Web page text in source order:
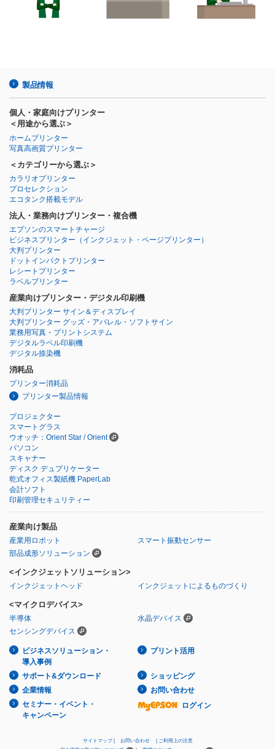
製品情報
個人・家庭向けプリンター
＜用途から選ぶ＞
ホームプリンター
写真高画質プリンター
＜カテゴリーから選ぶ＞
カラリオプリンター
プロセレクション
エコタンク搭載モデル
法人・業務向けプリンター・複合機
エプソンのスマートチャージ
ビジネスプリンター （インクジェット・ページプリンター）
大判プリンター
ドットインパクトプリンター
レシートプリンター
ラベルプリンター
産業向けプリンター・デジタル印刷機
大判プリンター サイン＆ディスプレイ
大判プリンター グッズ・アパレル・ソフトサイン
業務用写真・プリントシステム
デジタルラベル印刷機
デジタル捺染機
消耗品
プリンター消耗品
プリンター製品情報
プロジェクター
スマートグラス
ウオッチ：Orient Star / Orient
パソコン
スキャナー
ディスク デュプリケーター
乾式オフィス製紙機 PaperLab
会計ソフト
印刷管理セキュリティー
産業向け製品
産業用ロボット
スマート振動センサー
部品成形ソリューション
<インクジェットソリューション>
インクジェットヘッド インクジェットによるものづくり
<マイクロデバイス>
半導体
水晶デバイス
センシングデバイス
ビジネスソリューション・
導入事例
プリント活用
サポート&ダウンロード
ショッピング
企業情報
お問い合わせ
セミナー・イベント・
キャンペーン
ログイン
サイトマップ お問い合わせ
ご利用上の注意